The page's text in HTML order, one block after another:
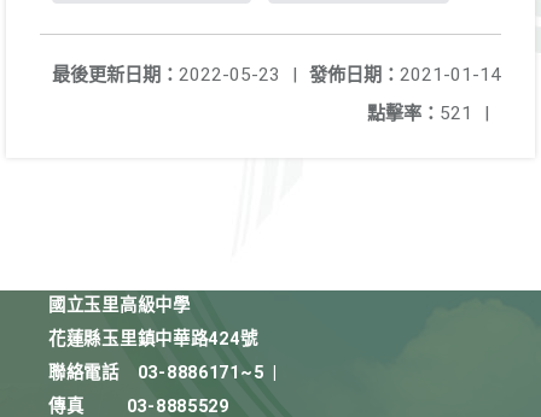
發佈日期： 2021-01-14
最後更新日期： 2022-05-23
|
點擊率： 521 |
國立玉里高級中學
花蓮縣玉里鎮中華路424號
聯絡電話
03-8886171~5
傳真
03-8885529